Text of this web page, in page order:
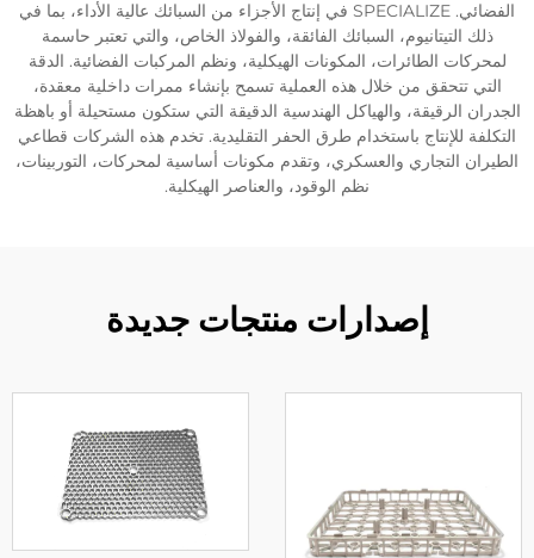
الفضائي. SPECIALIZE في إنتاج الأجزاء من السبائك عالية الأداء، بما في
التيتانيوم، السبائك الفائقة، والفولاذ الخاص، والتي تعتبر حاسمة
الطائرات، المكونات الهيكلية، ونظم المركبات الفضائية. الدقة
تتحقق من خلال هذه العملية تسمح بإنشاء ممرات داخلية معقدة،
الرقيقة، والهياكل الهندسية الدقيقة التي ستكون مستحيلة أو باهظة
للإنتاج باستخدام طرق الحفر التقليدية. تخدم هذه الشركات قطاعي
التجاري والعسكري، وتقدم مكونات أساسية لمحركات، التوربينات،
نظم الوقود، والعناصر الهيكلية.
إصدارات منتجات جديدة